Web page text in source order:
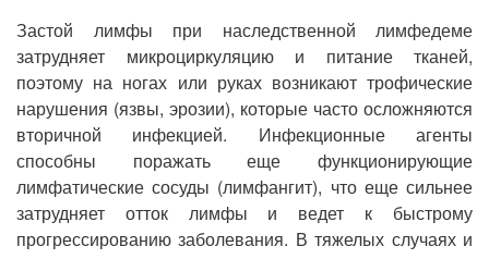
Застой лимфы при наследственной лимфедеме
затрудняет микроциркуляцию и питание тканей,
поэтому на ногах или руках возникают трофические
нарушения (язвы, эрозии), которые часто осложняются
вторичной инфекцией. Инфекционные агенты
способны поражать еще функционирующие
лимфатические сосуды (лимфангит), что еще сильнее
затрудняет отток лимфы и ведет к быстрому
прогрессированию заболевания. В тяжелых случаях и